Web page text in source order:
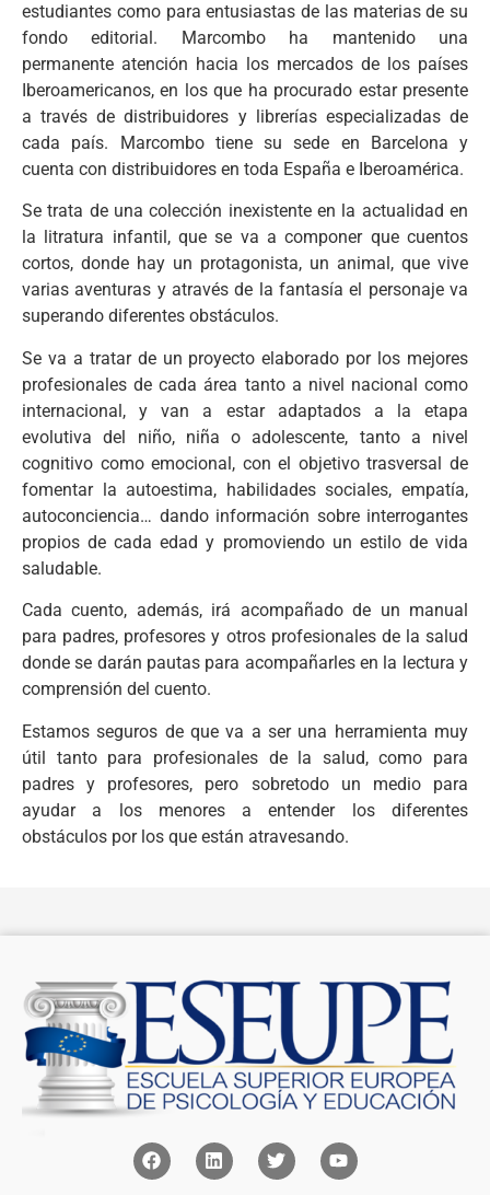
estudiantes como para entusiastas de las materias de su
fondo editorial. Marcombo ha mantenido una
permanente atención hacia los mercados de los países
Iberoamericanos, en los que ha procurado estar presente
a través de distribuidores y librerías especializadas de
cada país. Marcombo tiene su sede en Barcelona y
cuenta con distribuidores en toda España e Iberoamérica.
Se trata de una colección inexistente en la actualidad en
la litratura infantil, que se va a componer que cuentos
cortos, donde hay un protagonista, un animal, que vive
varias aventuras y através de la fantasía el personaje va
superando diferentes obstáculos.
Se va a tratar de un proyecto elaborado por los mejores
profesionales de cada área tanto a nivel nacional como
internacional, y van a estar adaptados a la etapa
evolutiva del niño, niña o adolescente, tanto a nivel
cognitivo como emocional, con el objetivo trasversal de
fomentar la autoestima, habilidades sociales, empatía,
autoconciencia… dando información sobre interrogantes
propios de cada edad y promoviendo un estilo de vida
saludable.
Cada cuento, además, irá acompañado de un manual
para padres, profesores y otros profesionales de la salud
donde se darán pautas para acompañarles en la lectura y
comprensión del cuento.
Estamos seguros de que va a ser una herramienta muy
útil tanto para profesionales de la salud, como para
padres y profesores, pero sobretodo un medio para
ayudar a los menores a entender los diferentes
obstáculos por los que están atravesando.